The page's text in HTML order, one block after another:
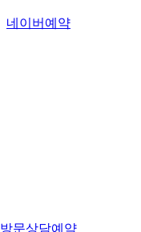
네이버예약
방문상담예약